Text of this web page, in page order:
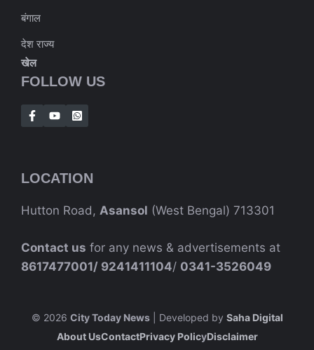
बंगाल
देश राज्य
खेल
FOLLOW US
LOCATION
Hutton Road, Asansol (West Bengal) 713301
Contact us for any news & advertisements at
8617477001/ 9241411104/ 0341-3526049
© 2026 City Today News| Developed by Saha Digital
About UsContactPrivacy PolicYDisclaimer